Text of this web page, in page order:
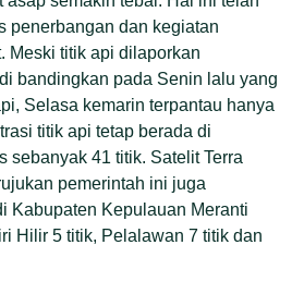
penerbangan dan kegiatan
Meski titik api dilaporkan
bandingkan pada Senin lalu yang
Selasa kemarin terpantau hanya
titik api tetap berada di
sebanyak 41 titik. Satelit Terra
pemerintah ini juga
Kabupaten Kepulauan Meranti
Hilir 5 titik, Pelalawan 7 titik dan